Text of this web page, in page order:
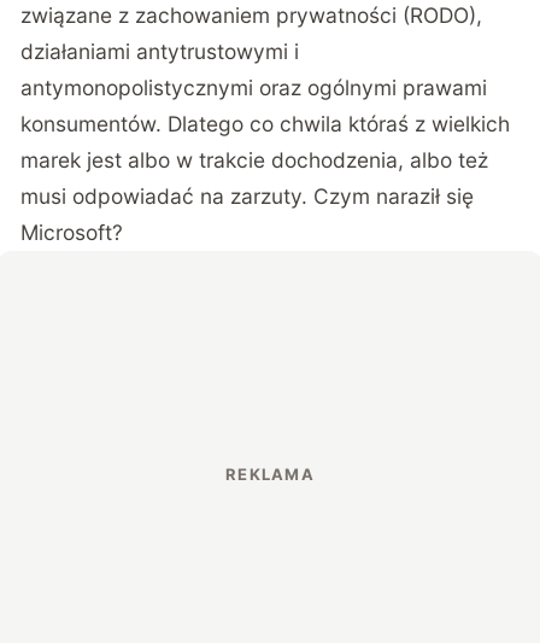
związane z zachowaniem prywatności (RODO),
działaniami antytrustowymi i
antymonopolistycznymi oraz ogólnymi prawami
konsumentów. Dlatego co chwila któraś z wielkich
marek jest albo w trakcie dochodzenia, albo też
musi odpowiadać na zarzuty. Czym naraził się
Microsoft?